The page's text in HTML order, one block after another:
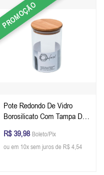
PROMOÇÃO
Pote Redondo De Vidro
Borosilicato Com Tampa De
900 ml
R$ 39,98 Boleto/Pix
ou em 10x sem juros de R$ 4,54